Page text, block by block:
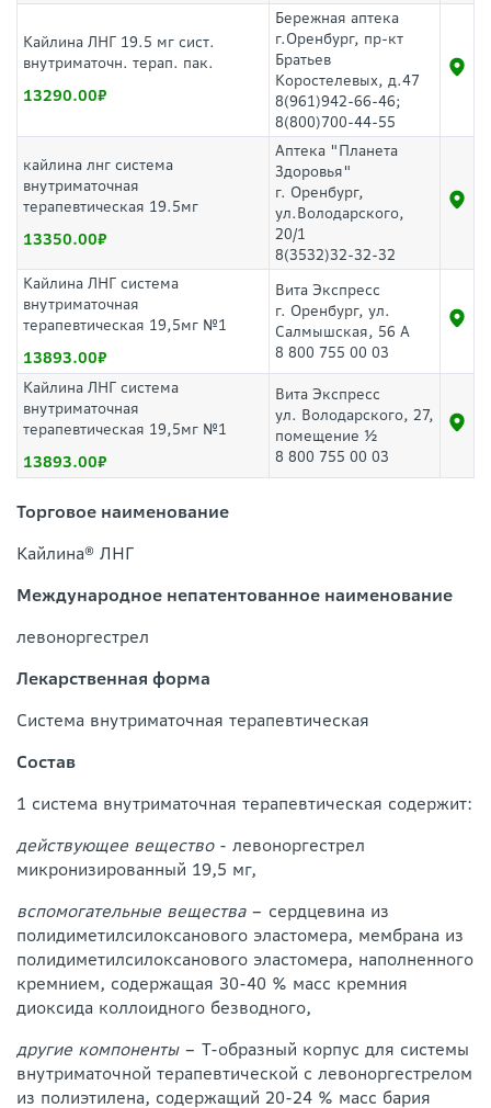
Кайлина ЛНГ 19.5 мг сист.
внутриматочн. терап. пак.
13290.00
Бережная аптека
г.Оренбург, пр-кт
Братьев
Коростелевых, д.47
8(961)942-66-46;
8(800)700-44-55
кайлина лнг система
внутриматочная
терапевтическая 19.5мг
13350.00
Аптека "Планета
Здоровья"
г. Оренбург,
ул.Володарского,
20/1
8(3532)32-32-32
Кайлина ЛНГ система
внутриматочная
терапевтическая 19,5мг №1
13893.00
Вита Экспресс
г. Оренбург, ул.
Салмышская, 56 А
8 800 755 00 03
Кайлина ЛНГ система
внутриматочная
терапевтическая 19,5мг №1
13893.00
Вита Экспресс
ул. Володарского, 27,
помещение ½
8 800 755 00 03
Торговое наименование
Кайлина® ЛНГ
Международное непатентованное наименование
левоноргестрел
Лекарственная форма
Система внутриматочная терапевтическая
Состав
1 система внутриматочная терапевтическая содержит:
действующее вещество - левоноргестрел
микронизированный 19,5 мг,
вспомогательные вещества– сердцевина из
полидиметилсилоксанового эластомера, мембрана из
полидиметилсилоксанового эластомера, наполненного
кремнием, содержащая 30-40 % масс кремния
диоксида коллоидного безводного,
другие компоненты– Т-образный корпус для системы
внутриматочной терапевтической с левоноргестрелом
из полиэтилена, содержащий 20-24 % масс бария